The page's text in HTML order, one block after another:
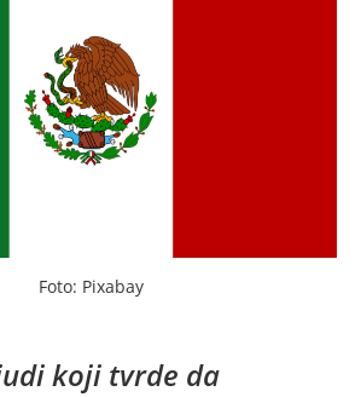
Foto: Pixabay
koji tvrde da